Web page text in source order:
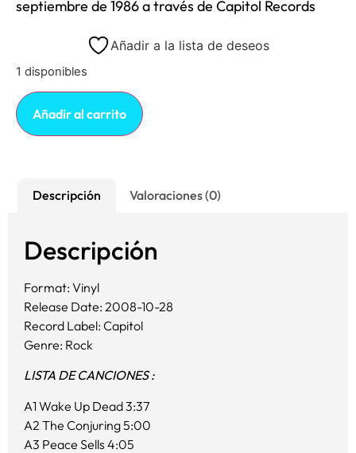
septiembre de 1986 a través de Capitol Records
Añadir a la lista de deseos
1 disponibles
Añadir al carrito
Descripción Valoraciones (0)
Descripción
Format: Vinyl
Release Date: 2008-10-28
Record Label: Capitol
Genre: Rock
LISTA DE CANCIONES :
A1 Wake Up Dead 3:37
A2 The Conjuring 5:00
A3 Peace Sells 4:05